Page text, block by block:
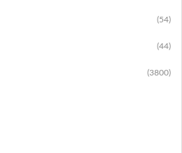
(54)
(44)
(3800)